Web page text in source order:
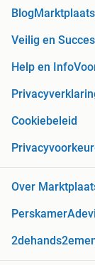
Blog
Veilig en
Help en Info
Cookiebeleid
Over
Perskamer
2dehands